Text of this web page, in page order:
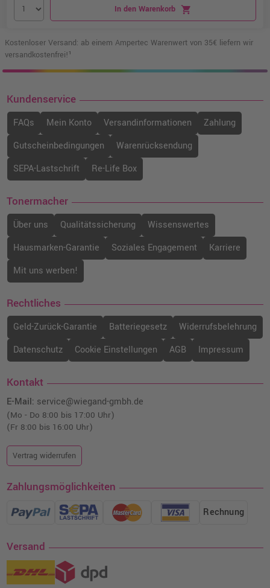
In den Warenkorb shopping_cart
Kostenloser Versand: ab einem Ampertec Warenwert von 35€ liefern wir
versandkostenfrei!¹
Kundenservice
FAQs Mein Konto Versandinformationen
Zahlung
Gutscheinbedingungen
Warenrücksendung
SEPA-Lastschrift
Re-Life Box
Tonermacher
Über uns Qualitätssicherung
Wissenswertes
Hausmarken-Garantie
Soziales Engagement
Karriere
Mit uns werben!
Rechtliches
Geld-Zurück-Garantie Batteriegesetz
Widerrufsbelehrung
Datenschutz
Cookie Einstellungen AGB Impressum
Kontakt
E-Mail: service@wiegand-gmbh.de
(Mo - Do 8:00 bis 17:00 Uhr)
(Fr 8:00 bis 16:00 Uhr)
Vertrag widerrufen
Zahlungsmöglichkeiten
Rechnung
Versand